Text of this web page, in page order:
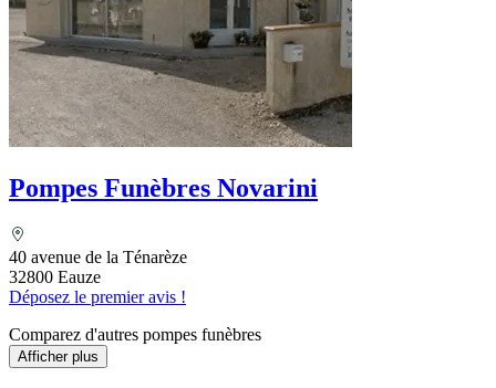
Pompes Funèbres Novarini
40 avenue de la Ténarèze
32800 Eauze
Déposez le premier avis !
Comparez d'autres pompes funèbres
Afficher plus